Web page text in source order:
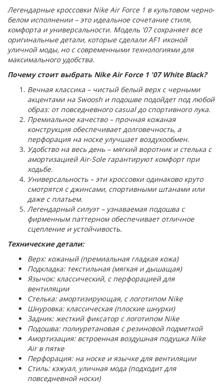
Легендарные кроссовки Nike Air Force 1 в культовом черно-
белом исполнении – это идеальное сочетание стиля,
комфорта и универсальности. Модель '07 сохраняет все
оригинальные детали, которые сделали AF1 иконой
уличной моды, но с современными технологиями для
максимального удобства.
Почему стоит выбрать Nike Air Force 1 '07 White Black?
Вечная классика – чистый белый верх с черными
акцентами на Swoosh и подошве подойдет под любой
образ: от повседневного casual до спортивного лука.
Премиальное качество – прочная кожаная
конструкция обеспечивает долговечность, а
перфорация на носке улучшает воздухообмен.
Удобство на весь день – мягкий воротник и стелька с
амортизацией Air-Sole гарантируют комфорт при
ходьбе.
Универсальность – эти кроссовки одинаково круто
смотрятся с джинсами, спортивными штанами или
даже с платьем.
Легендарный силуэт – узнаваемая подошва с
фирменным паттерном обеспечивает отличное
сцепление и устойчивость.
Технические детали:
Верх: кожаный (премиальная гладкая кожа)
Подкладка: текстильная (мягкая и дышащая)
Язычок: классический, с перфорацией для
вентиляции
Стелька: амортизирующая, с логотипом Nike
Шнуровка: классическая (плоские шнурки)
Задник: жесткий фиксатор с логотипом Nike
Подошва: полиуретановая с резиновой подметкой
Амортизация: встроенная воздушная подушка Nike
Air в пятке
Перфорация: на носке и язычке для вентиляции
Стиль: кэжуал, уличная мода (подходит для
повседневной носки)